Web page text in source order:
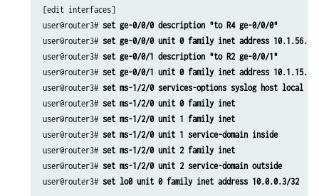
[edit interfaces]
user@router3# set ge-0/0/0 description "to R4 ge-0/0/0"
user@router3# set ge-0/0/0 unit 0 family inet address 10.1.56.1/
user@router3# set ge-0/0/1 description "to R2 ge-0/0/1"
user@router3# set ge-0/0/1 unit 0 family inet address 10.1.15.2/
user@router3# set ms-1/2/0 services-options syslog host local
user@router3# set ms-1/2/0 unit 0 family inet
user@router3# set ms-1/2/0 unit 1 family inet
user@router3# set ms-1/2/0 unit 1 service-domain inside
user@router3# set ms-1/2/0 unit 2 family inet
user@router3# set ms-1/2/0 unit 2 service-domain outside
user@router3# set lo0 unit 0 family inet address 10.0.0.3/32